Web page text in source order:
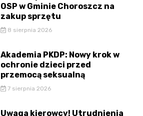
OSP w Gminie Choroszcz na
zakup sprzętu
8 sierpnia 2026
Akademia PKDP: Nowy krok w
ochronie dzieci przed
przemocą seksualną
7 sierpnia 2026
Uwaga kierowcy! Utrudnienia